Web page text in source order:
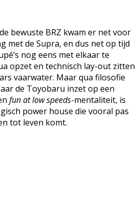
bewuste BRZ kwam er net voor
met de Supra, en dus net op tijd
nog eens met elkaar te
opzet en technisch lay-out zitten
vaarwater. Maar qua filosofie
de Toyobaru inzet op een
fun at low speeds-mentaliteit, is
power house die vooral pas
tot leven komt.